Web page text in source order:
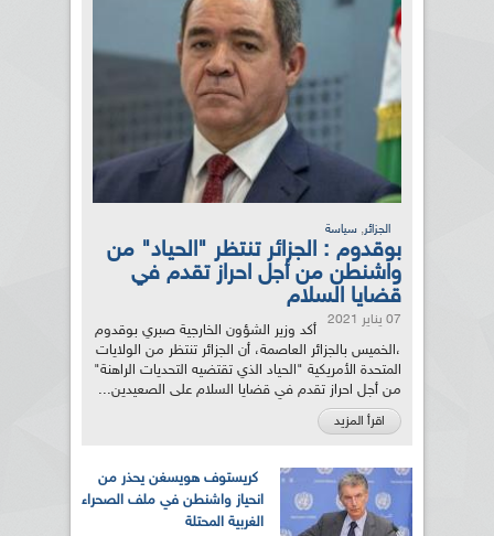
الجزائر, سياسة
بوقدوم : الجزائر تنتظر "الحياد" من
واشنطن من أجل احراز تقدم في
قضايا السلام
07 يناير 2021
أكد وزير الشؤون الخارجية صبري بوقدوم
،الخميس بالجزائر العاصمة، أن الجزائر تنتظر من الولايات
المتحدة الأمريكية "الحياد الذي تقتضيه التحديات الراهنة"
من أجل احراز تقدم في قضايا السلام على الصعيدين...
اقرأ المزيد
كريستوف هويسغن يحذر من
انحياز واشنطن في ملف الصحراء
الغربية المحتلة